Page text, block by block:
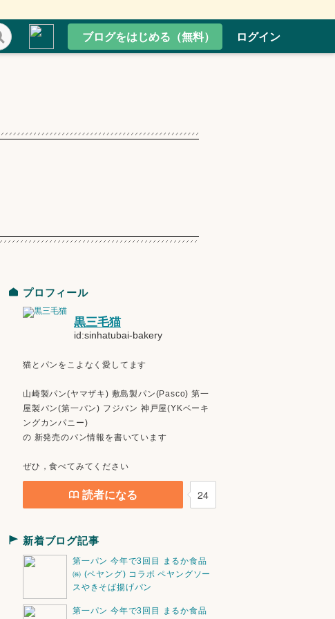
ブログをはじめる（無料）
ログイン
プロフィール
黒三毛猫
id:sinhatubai-bakery
猫とパンをこよなく愛してます
山崎製パン(ヤマザキ) 敷島製パン(Pasco) 第一
屋製パン(第一パン) フジパン 神戸屋(YKベーキ
ングカンパニー)
の 新発売のパン情報を書いています
ぜひ，食べてみてください
読者になる 24
新着ブログ記事
第一パン 今年で3回目 まるか食品
㈱ (ペヤング) コラボ ペヤングソー
スやきそば揚げパン
第一パン 今年で3回目 まるか食品